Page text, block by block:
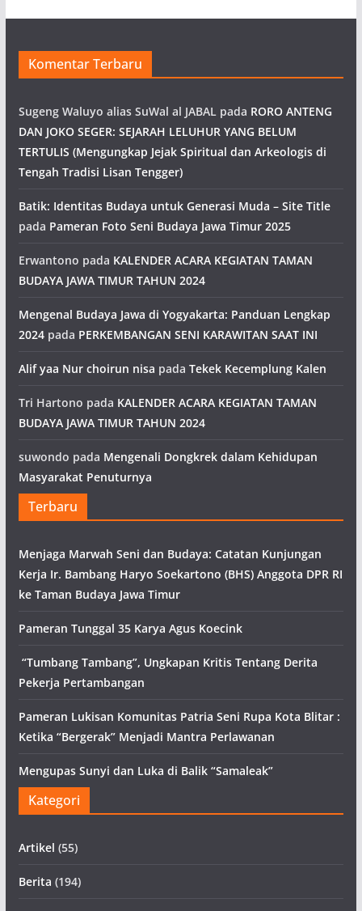
Komentar Terbaru
Sugeng Waluyo alias SuWal al JABAL pada RORO ANTENG
DAN JOKO SEGER: SEJARAH LELUHUR YANG BELUM
TERTULIS (Mengungkap Jejak Spiritual dan Arkeologis di
Tengah Tradisi Lisan Tengger)
Batik: Identitas Budaya untuk Generasi Muda – Site Title
pada Pameran Foto Seni Budaya Jawa Timur 2025
Erwantono pada KALENDER ACARA KEGIATAN TAMAN
BUDAYA JAWA TIMUR TAHUN 2024
Mengenal Budaya Jawa di Yogyakarta: Panduan Lengkap
2024pada PERKEMBANGAN SENI KARAWITAN SAAT INI
Alif yaa Nur choirun nisa pada Tekek Kecemplung Kalen
Tri Hartono pada KALENDER ACARA KEGIATAN TAMAN
BUDAYA JAWA TIMUR TAHUN 2024
suwondo pada Mengenali Dongkrek dalam Kehidupan
Masyarakat Penuturnya
Terbaru
Menjaga Marwah Seni dan Budaya: Catatan Kunjungan
Kerja Ir. Bambang Haryo Soekartono (BHS) Anggota DPR RI
ke Taman Budaya Jawa Timur
Pameran Tunggal 35 Karya Agus Koecink
“Tumbang Tambang”, Ungkapan Kritis Tentang Derita
Pekerja Pertambangan
Pameran Lukisan Komunitas Patria Seni Rupa Kota Blitar :
Ketika “Bergerak” Menjadi Mantra Perlawanan
Mengupas Sunyi dan Luka di Balik “Samaleak”
Kategori
Artikel (55)
Berita (194)